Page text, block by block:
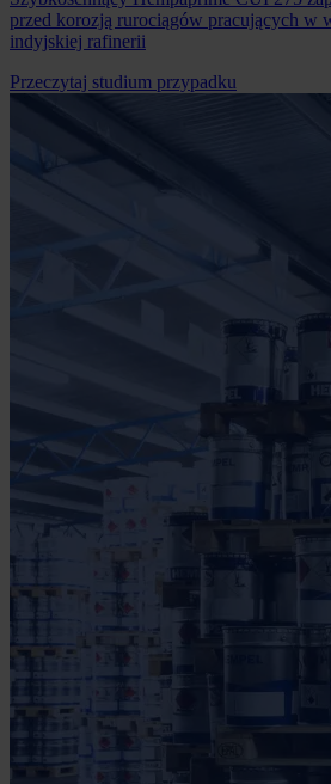
przed korozją rurociągów pracujących w
indyjskiej rafinerii
Przeczytaj studium przypadku